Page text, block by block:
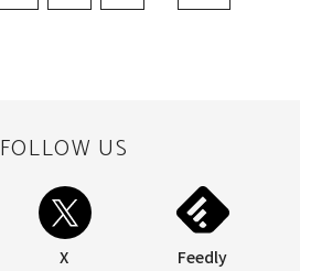
FOLLOW US
X Feedly